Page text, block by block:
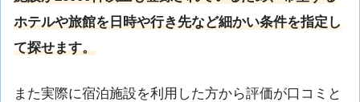
ホテルや旅館を日時や行き先など細かい条件を指定し
て探せます。
また実際に宿泊施設を利用した方から評価が口コミと